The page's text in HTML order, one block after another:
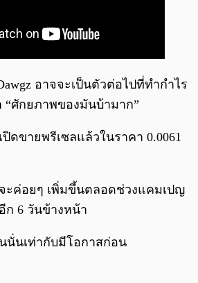
อาจจะเป็นตัวต่อไปที่ทำกำไร
“ศักยภาพของมันบ้ามาก”
ปิดขายพรีเซลแล้วในราคา 0.0061
ะค่อยๆ เพิ่มขึ้นตลอดช่วงแคมเปญ
ก 6 วันข้างหน้า
นเท่ากับมีโอกาสก่อน